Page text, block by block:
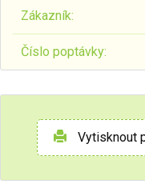
Zákazník:
Číslo poptávky:
Vytisknout